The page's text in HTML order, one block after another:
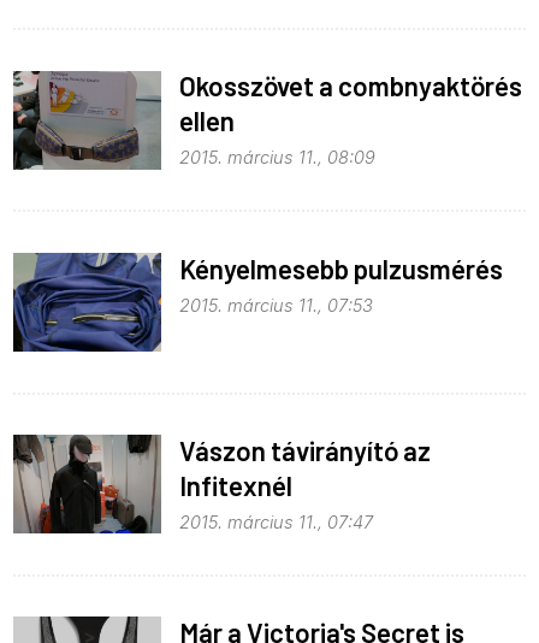
Okosszövet a combnyaktörés
ellen
2015. március 11., 08:09
Kényelmesebb pulzusmérés
2015. március 11., 07:53
Vászon távirányító az
Infitexnél
2015. március 11., 07:47
Már a Victoria's Secret is